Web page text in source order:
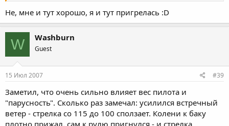
Не, мне и тут хорошо, я и тут пригрелась :D
W Washburn
Guest
15 Июл 2007 #39
Заметил, что очень сильно влияет вес пилота и
"парусность". Сколько раз замечал: усилился встречный
ветер - стрелка со 115 до 100 сползает. Колени к баку
плотно прижал, сам к рулю пригнулся - и стрелка